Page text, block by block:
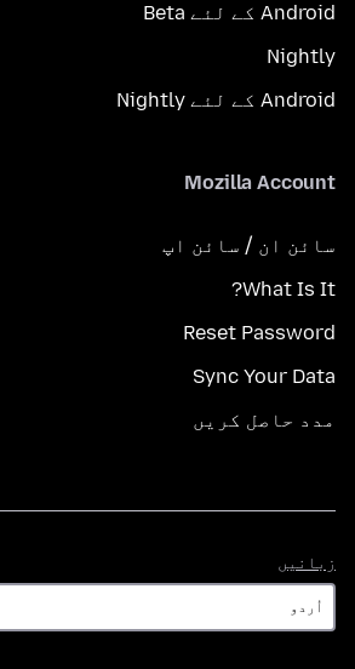
Android کے لئے Beta
Nightly
Android کے لئے Nightly
Mozilla Account
سائن ان / سائن اپ
What Is It?
Reset Password
Sync Your Data
مدد حاصل کریں
زبانیں